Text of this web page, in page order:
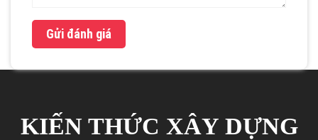
Gửi đánh giá
KIẾN THỨC XÂY DỰNG